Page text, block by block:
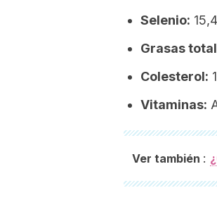
Selenio:
Grasas
Colesterol:
Vitaminas:
Ver también :